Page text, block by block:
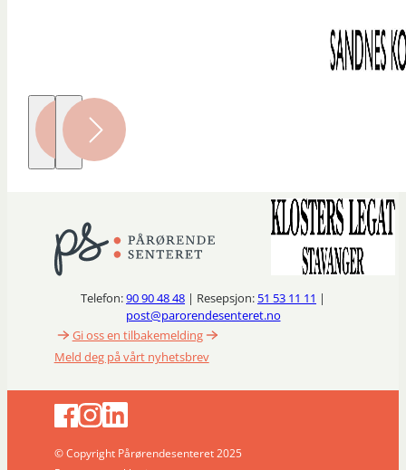
Telefon:90 90 48 48 | Resepsjon: 51 53 11 11 |
post@parorendesenteret.no
Gi oss en tilbakemelding
Meld deg på vårt nyhetsbrev
© Copyright Pårørendesenteret 2025